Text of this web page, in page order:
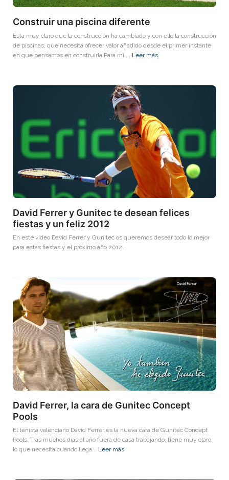
Construir una piscina diferente
Esta muy claro que la construcción ha cambiado y con ello la construcción
de piscinas, que necesita ofrecer valor añadido desde el primer instante
en que pensamos en construirla.Para mi,... Leer más
David Ferrer y Gunitec te desean felices
fiestas y un feliz 2012
En este video David Ferrer y Gunitec os queremos desear todo lo mejor
para estas fiestas y el próximo año 2012.
David Ferrer, la cara de Gunitec Concept
Pools
El tenista valenciano David Ferrer es la nueva cara de Gunitec Concept
Pools. Tras muchos días al año fuera de casa trabajando, tiene muy claro
lo que necesita cuando llega... Leer más